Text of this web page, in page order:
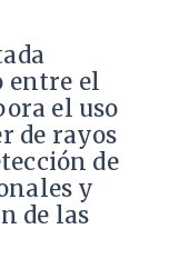
entre el
el uso
de rayos
de
y
de las